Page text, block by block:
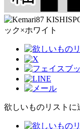
欲しいものリストに